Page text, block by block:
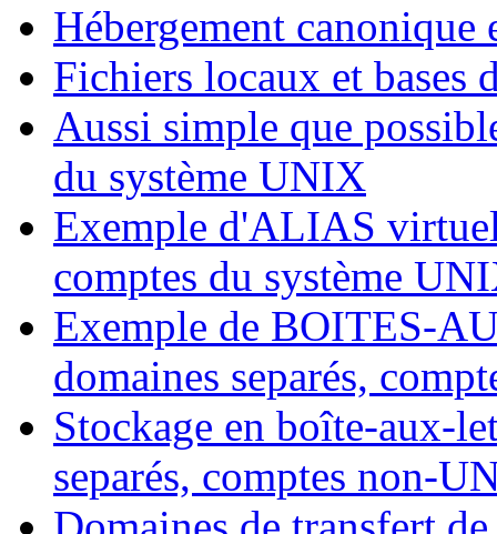
Hébergement canonique
Fichiers locaux et bases
Aussi simple que
du système UNIX
Exemple d'ALIAS
comptes du système
Exemple de BOITES-
domaines separés,
Stockage en boîte-aux-
separés, comptes non-